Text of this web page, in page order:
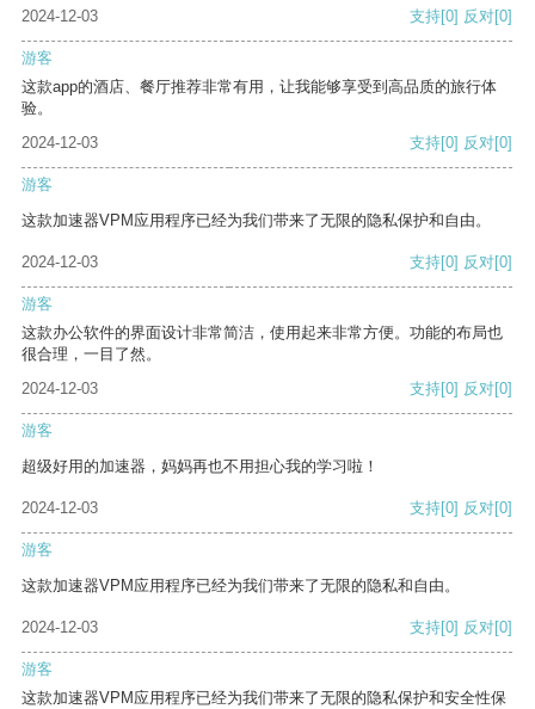
2024-12-03 支持[0] 反对[0]
游客
这款app的酒店、餐厅推荐非常有用，让我能够享受到高品质的旅行体
验。
2024-12-03
支持[0] 反对[0]
游客
这款加速器VPM应用程序已经为我们带来了无限的隐私保护和自由。
2024-12-03 支持[0] 反对[0]
游客
这款办公软件的界面设计非常简洁，使用起来非常方便。功能的布局也
很合理，一目了然。
2024-12-03
支持[0] 反对[0]
游客
超级好用的加速器，妈妈再也不用担心我的学习啦！
2024-12-03 支持[0] 反对[0]
游客
这款加速器VPM应用程序已经为我们带来了无限的隐私和自由。
2024-12-03 支持[0] 反对[0]
游客
这款加速器VPM应用程序已经为我们带来了无限的隐私保护和安全性保